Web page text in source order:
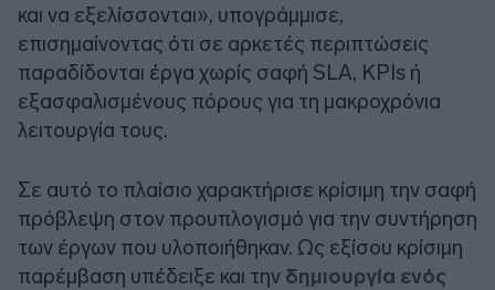
και να εξελίσσονται», υπογράμμισε,
επισημαίνοντας ότι σε αρκετές περιπτώσεις
παραδίδονται έργα χωρίς σαφή SLA, KPIs ή
εξασφαλισμένους πόρους για τη μακροχρόνια
λειτουργία τους.
Σε αυτό το πλαίσιο χαρακτήρισε κρίσιμη την σαφή
πρόβλεψη στον προυπλογισμό για την συντήρηση
των έργων που υλοποιήθηκαν. Ως εξίσου κρίσιμη
παρέμβαση υπέδειξε και την δημιουργία ενός